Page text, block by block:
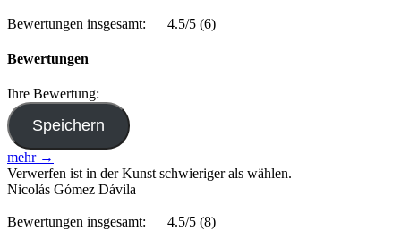
Bewertungen insgesamt: 4.5/5 (6)
Bewertungen
Ihre Bewertung:
mehr →
Verwerfen ist in der Kunst schwieriger als wählen.
Nicolás Gómez Dávila
Bewertungen insgesamt: 4.5/5 (8)